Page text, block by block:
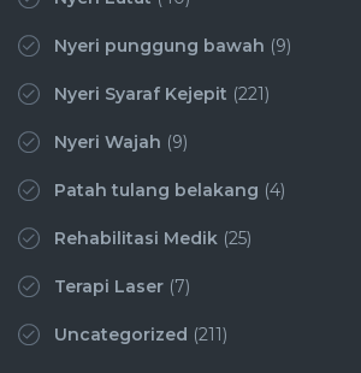
Nyeri punggung bawah (9)
Nyeri Syaraf Kejepit (221)
Nyeri Wajah (9)
Patah tulang belakang (4)
Rehabilitasi Medik (25)
Terapi Laser (7)
Uncategorized (211)